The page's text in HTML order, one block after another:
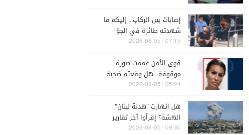
إصابات بين الركاب... إليكم ما
شهدته طائرة في الجوّ
07:15 | 2026-08-05
قوى الأمن عممت صورة
موقوفة.. هل وقعتم ضحية
أعمالها؟
05:24 | 2026-08-05
هل انهارت "هدنة لبنان"
الهشة؟ إقرأوا آخر تقارير
إسرائيلية
09:30 | 2026-08-05